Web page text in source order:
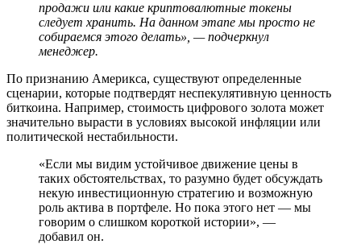
продажи или какие криптовалютные токены
следует хранить. На данном этапе мы просто не
собираемся этого делать», — подчеркнул
менеджер.
По признанию Америкса, существуют определенные
сценарии, которые подтвердят неспекулятивную ценность
биткоина. Например, стоимость цифрового золота может
значительно вырасти в условиях высокой инфляции или
политической нестабильности.
«Если мы видим устойчивое движение цены в
таких обстоятельствах, то разумно будет обсуждать
некую инвестиционную стратегию и возможную
роль актива в портфеле. Но пока этого нет — мы
говорим о слишком короткой истории», —
добавил он.